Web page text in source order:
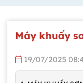
Máy khuấy
19/07/2025